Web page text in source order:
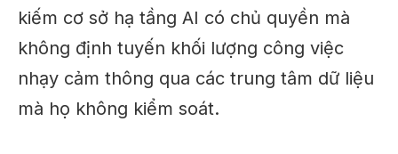
kiếm cơ sở hạ tầng AI có chủ quyền mà
không định tuyến khối lượng công việc
nhạy cảm thông qua các trung tâm dữ liệu
mà họ không kiểm soát.